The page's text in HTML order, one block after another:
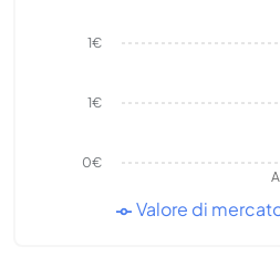
0€
1€
1€
Valore di